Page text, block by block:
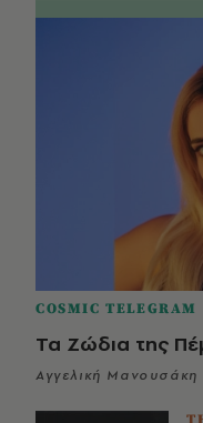
COSMIC TELEGRAM
Τα Ζώδια της
Αγγελική Μανουσάκη